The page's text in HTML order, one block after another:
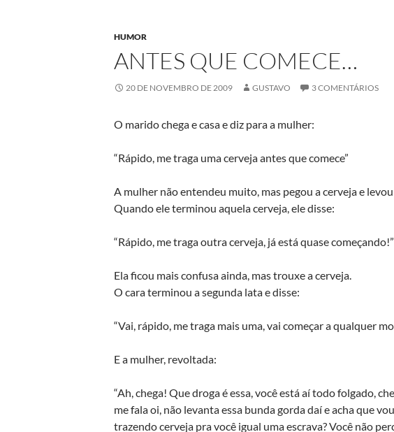
HUMOR
ANTES QUE COMECE…
20 DE NOVEMBRO DE 2009 GUSTAVO 3 COMENTÁRIOS
O marido chega e casa e diz para a mulher:
“Rápido, me traga uma cerveja antes que comece”
A mulher não entendeu muito, mas pegou a cerveja e
Quando ele terminou aquela cerveja, ele disse:
“Rápido, me traga outra cerveja, já está quase começando!”
Ela ficou mais confusa ainda, mas trouxe a cerveja.
O cara terminou a segunda lata e disse:
“Vai, rápido, me traga mais uma, vai começar a qualquer
E a mulher, revoltada:
“Ah, chega! Que droga é essa, você está aí todo folgado,
me fala oi, não levanta essa bunda gorda daí e acha que
trazendo cerveja pra você igual uma escrava? Você não